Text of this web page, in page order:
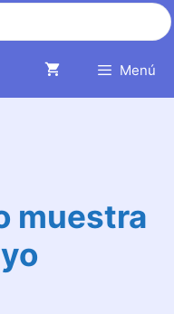
Menú
muestra